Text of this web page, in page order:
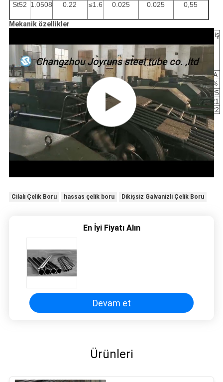
St52 1.0508 0.22 ≤1.6 0.025 0.025 0,55
Mekanik özellikler
bitmiş
(Sert)
(BK)
bitmiş
(Yumuşak)
(BKW)
bitmiş ve
stres
giderilmiş
(BKS)
(GBK)
normalleştirilmiş
(NBK)
Rm A Rm ReH A Rm A Rm ReH A
MPa％ MPa ％ MPa ％ MPa％ MPa
％
1
ST35 480 6 420 420 315 340-470 235 25
ST45 520 520 12 390 21 440-570 255 21
3
ST52 640 4 580 580 450 10 450 22490-630 355 22
Cilalı Çelik Boru hassas çelik boru Dikişsiz Galvanizli Çelik Boru
En İyi Fiyatı Alın
Devam et
Ürünleri